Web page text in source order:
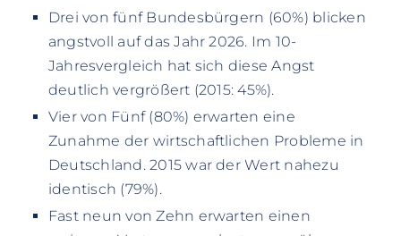
Drei von fünf Bundesbürgern (60%) blicken
angstvoll auf das Jahr 2026. Im 10-
Jahresvergleich hat sich diese Angst
deutlich vergrößert (2015: 45%).
Vier von Fünf (80%) erwarten eine
Zunahme der wirtschaftlichen Probleme in
Deutschland. 2015 war der Wert nahezu
identisch (79%).
Fast neun von Zehn erwarten einen